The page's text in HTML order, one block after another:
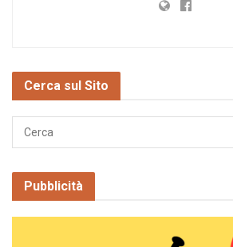
Cerca sul Sito
Pubblicità